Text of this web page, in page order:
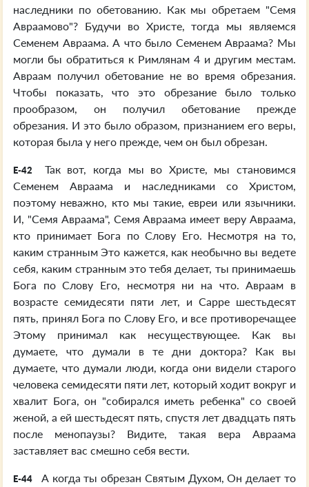
наследники по обетованию. Как мы обретаем "Семя
Авраамово"? Будучи во Христе, тогда мы являемся
Семенем Авраама. А что было Семенем Авраама? Мы
могли бы обратиться к Римлянам 4 и другим местам.
Авраам получил обетование не во время обрезания.
Чтобы показать, что это обрезание было только
прообразом, он получил обетование прежде
обрезания. И это было образом, признанием его веры,
которая была у него прежде, чем он был обрезан.
E-42
Так вот, когда мы во Христе, мы становимся
Семенем Авраама и наследниками со Христом,
поэтому неважно, кто мы такие, евреи или язычники.
И, "Семя Авраама", Семя Авраама имеет веру Авраама,
кто принимает Бога по Слову Его. Несмотря на то,
каким странным Это кажется, как необычно вы ведете
себя, каким странным это тебя делает, ты принимаешь
Бога по Слову Его, несмотря ни на что. Авраам в
возрасте семидесяти пяти лет, и Сарре шестьдесят
пять, принял Бога по Слову Его, и все противоречащее
Этому принимал как несуществующее. Как вы
думаете, что думали в те дни доктора? Как вы
думаете, что думали люди, когда они видели старого
человека семидесяти пяти лет, который ходит вокруг и
хвалит Бога, он "собирался иметь ребенка" со своей
женой, а ей шестьдесят пять, спустя лет двадцать пять
после менопаузы? Видите, такая вера Авраама
заставляет вас смешно себя вести.
E-44
А когда ты обрезан Святым Духом, Он делает то